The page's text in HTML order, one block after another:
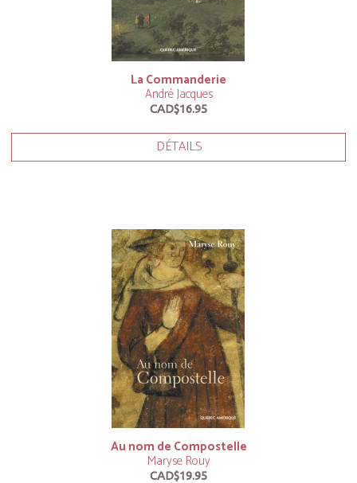
La Commanderie
André Jacques
CAD$16.95
DÉTAILS
Au nom de Compostelle
Maryse Rouy
CAD$19.95